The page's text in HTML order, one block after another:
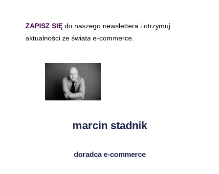
ZAPISZ SIĘ do naszego newslettera i otrzymuj
aktualności ze świata e-commerce.
marcin stadnik
doradca e-commerce